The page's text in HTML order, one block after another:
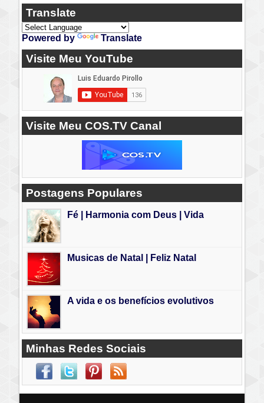
Translate
Powered by Translate
Visite Meu YouTube
Visite Meu COS.TV Canal
Postagens Populares
Fé | Harmonia com Deus | Vida
Musicas de Natal | Feliz Natal
A vida e os benefícios evolutivos
Minhas Redes Sociais